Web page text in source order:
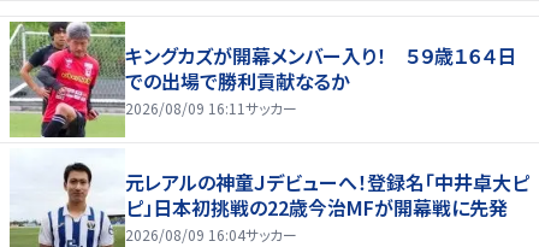
キングカズが開幕メンバー入り！ ５９歳１６４日
での出場で勝利貢献なるか
2026/08/09 16:11サッカー
元レアルの神童Ｊデビューへ！登録名「中井卓大ピ
ピ」日本初挑戦の22歳今治MFが開幕戦に先発
2026/08/09 16:04サッカー